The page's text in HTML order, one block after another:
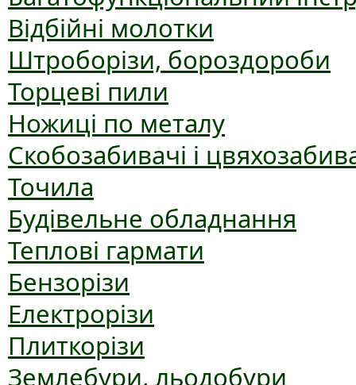
Відбійні молотки
Штроборізи, бороздороби
Торцеві пили
Ножиці по металу
Скобозабивачі і
Точила
Будівельне обладнання
Теплові гармати
Бензорізи
Електрорізи
Плиткорізи
Землебури, льодобури